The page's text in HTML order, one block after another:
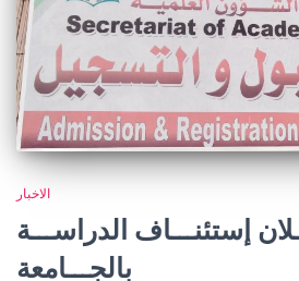
الاخبار
إستئنـــاف الدراســـة
بالجـــامعة